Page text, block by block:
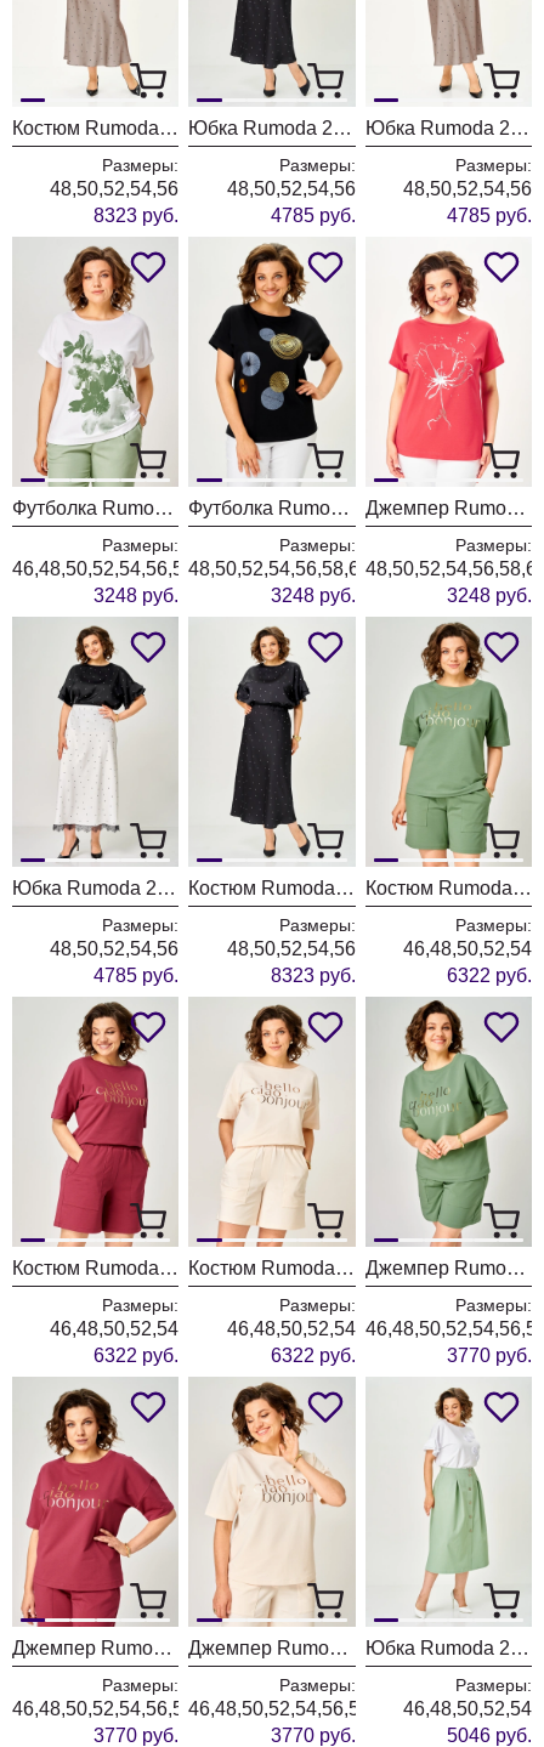
Костюм Rumoda 2294 капучино
Размеры:
48,50,52,54,56
8323 руб.
Юбка Rumoda 2291 черный
Размеры:
48,50,52,54,56
4785 руб.
Юбка Rumoda 2291 капучино
Размеры:
48,50,52,54,56
4785 руб.
Футболка Rumoda 2259 зеленый + белый
Размеры:
46,48,50,52,54,56,58,60,62
3248 руб.
Футболка Rumoda 2239 черный кр.р.
Размеры:
48,50,52,54,56,58,60,62
3248 руб.
Джемпер Rumoda 2063 коралл
Размеры:
3248 руб.
Юбка Rumoda 2295 молочный
Размеры:
48,50,52,54,56
4785 руб.
Костюм Rumoda 2294 черный
Размеры:
48,50,52,54,56
8323 руб.
Костюм Rumoda 2293 зеленый
Размеры:
46,48,50,52,54
6322 руб.
Костюм Rumoda 2293 бордовый
Размеры:
46,48,50,52,54
6322 руб.
Костюм Rumoda 2293 бежевый
Размеры:
46,48,50,52,54
6322 руб.
Джемпер Rumoda 2292 зеленый
Размеры:
3770 руб.
Джемпер Rumoda 2292 бордовый
Размеры:
46,48,50,52,54,56,58,60,62
3770 руб.
Джемпер Rumoda 2292 бежевый
Размеры:
46,48,50,52,54,56,58,60,62
3770 руб.
Юбка Rumoda 2290 фисташковый
Размеры:
46,48,50,52,54
5046 руб.